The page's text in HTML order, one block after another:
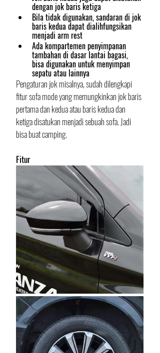
dengan jok baris ketiga
Bila tidak digunakan, sandaran di jok
baris kedua dapat dialihfungsikan
menjadi arm rest
Ada kompartemen penyimpanan
tambahan di dasar lantai bagasi,
bisa digunakan untuk menyimpan
sepatu atau lainnya
Pengaturan jok misalnya, sudah dilengkapi
fitur sofa mode yang memungkinkan jok baris
pertama dan kedua atau baris kedua dan
ketiga disatukan menjadi sebuah sofa. Jadi
bisa buat camping.
Fitur